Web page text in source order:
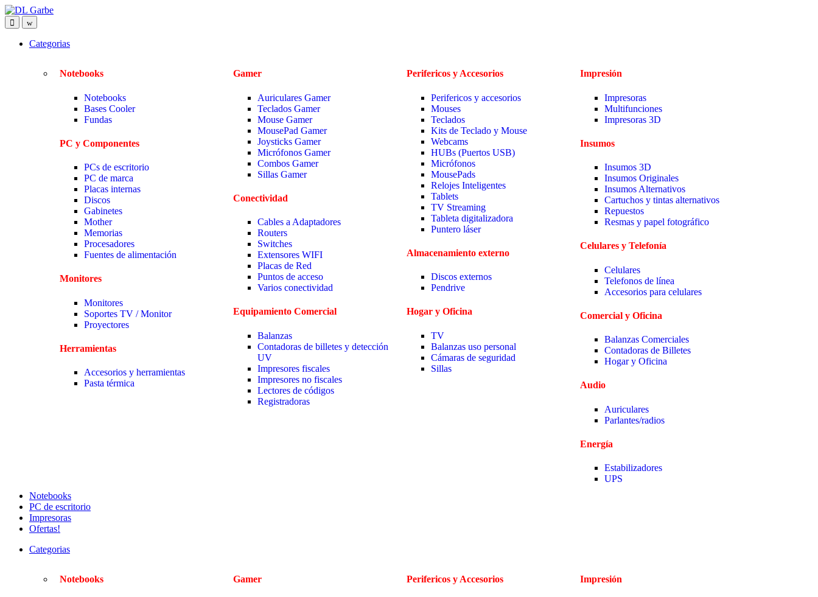
Categorias
Notebooks
Notebooks
Bases Cooler
Fundas
PC y Componentes
PCs de escritorio
PC de marca
Placas internas
Discos
Gabinetes
Mother
Memorias
Procesadores
Fuentes de alimentación
Monitores
Monitores
Soportes TV / Monitor
Proyectores
Herramientas
Accesorios y herramientas
Pasta térmica
Gamer
Auriculares Gamer
Teclados Gamer
Mouse Gamer
MousePad Gamer
Joysticks Gamer
Micrófonos Gamer
Combos Gamer
Sillas Gamer
Conectividad
Cables a Adaptadores
Routers
Switches
Extensores WIFI
Placas de Red
Puntos de acceso
Varios conectividad
Equipamiento Comercial
Balanzas
Contadoras de billetes y detección
UV
Impresores fiscales
Impresores no fiscales
Lectores de códigos
Registradoras
Perifericos y Accesorios
Perifericos y accesorios
Mouses
Teclados
Kits de Teclado y Mouse
Webcams
HUBs (Puertos USB)
Micrófonos
MousePads
Relojes Inteligentes
Tablets
TV Streaming
Tableta digitalizadora
Puntero láser
Almacenamiento externo
Discos externos
Pendrive
Hogar y Oficina
TV
Balanzas uso personal
Cámaras de seguridad
Sillas
Impresión
Impresoras
Multifunciones
Impresoras 3D
Insumos
Insumos 3D
Insumos Originales
Insumos Alternativos
Cartuchos y tintas alternativos
Repuestos
Resmas y papel fotográfico
Celulares y Telefonía
Celulares
Telefonos de línea
Accesorios para celulares
Comercial y Oficina
Balanzas Comerciales
Contadoras de Billetes
Hogar y Oficina
Audio
Auriculares
Parlantes/radios
Energía
Estabilizadores
UPS
Notebooks
PC de escritorio
Impresoras
Ofertas!
Categorias
Notebooks Gamer Perifericos y Accesorios Impresión